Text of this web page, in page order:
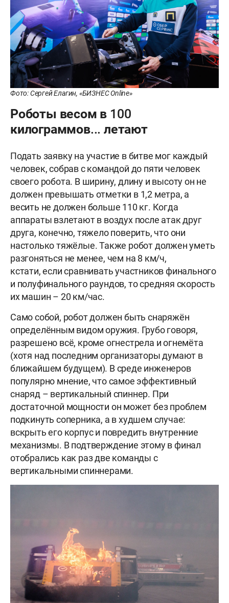
Фото: Сергей Елагин, «БИЗНЕС Online»
Роботы весом в 100
килограммов... летают
Подать заявку на участие в битве мог каждый
человек, собрав с командой до пяти человек
своего робота. В ширину, длину и высоту он не
должен превышать отметки в 1,2 метра, а
весить не должен больше 110 кг. Когда
аппараты взлетают в воздух после атак друг
друга, конечно, тяжело поверить, что они
настолько тяжёлые. Также робот должен уметь
разгоняться не менее, чем на 8 км/ч,
кстати, если сравнивать участников финального
и полуфинального раундов, то средняя скорость
их машин – 20 км/час.
Само собой, робот должен быть снаряжён
определённым видом оружия. Грубо говоря,
разрешено всё, кроме огнестрела и огнемёта
(хотя над последним организаторы думают в
ближайшем будущем). В среде инженеров
популярно мнение, что самое эффективный
снаряд – вертикальный спиннер. При
достаточной мощности он может без проблем
подкинуть соперника, а в худшем случае:
вскрыть его корпус и повредить внутренние
механизмы. В подтверждение этому в финал
отобрались как раз две команды с
вертикальными спиннерами.